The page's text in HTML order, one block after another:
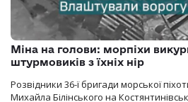
Міна на голови: морпіхи
штурмовиків з їхніх нір
Розвідники 36-ї бригади морської
Михайла Білінського на